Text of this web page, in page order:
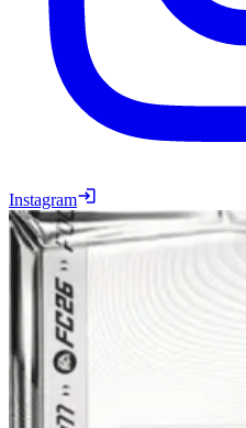
Instagram